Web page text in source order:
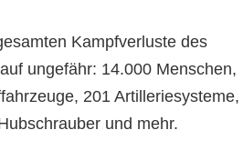
Kampfverluste des
ungefähr: 14.000 Menschen,
201 Artilleriesysteme,
und mehr.